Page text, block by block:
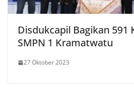
Disdukcapil Bagikan 591
SMPN 1 Kramatwatu
27 Oktober 2023